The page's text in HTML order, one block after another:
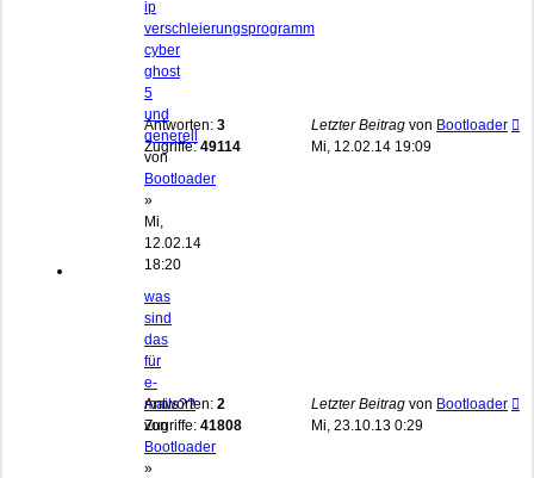
ip
verschleierungsprogramm
cyber
ghost
5
und
generell
von
Bootloader
»
Mi,
12.02.14
18:20
Antworten: 3
Zugriffe:49114
Letzter Beitrag von Bootloader
Mi, 12.02.14 19:09
was
sind
das
für
e-
mails??
von
Bootloader
»
Antworten: 2
Zugriffe: 41808
Letzter Beitrag von Bootloader
Mi, 23.10.13 0:29